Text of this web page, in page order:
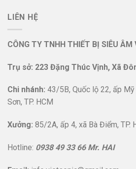
LIÊN HỆ
CÔNG TY TNHH THIẾT BỊ SIÊU ÂM
Trụ sở: 223 Đặng Thúc Vịnh, Xã
Chi nhánh: 43/5B, Quốc lộ 22, ấp Mỹ
Sơn, TP. HCM
Xưởng: 85/2A, ấp 4, xã Bà Điểm, TP.
Hotline: 0938 49 33 66 Mr. HAI